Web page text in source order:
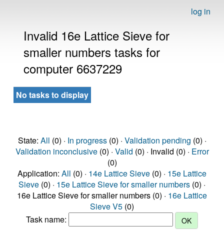
log in
Invalid 16e Lattice Sieve for
smaller numbers tasks for
computer 6637229
No tasks to display
State: All (0) · In progress(0) · Validation pending (0) ·
Validation inconclusive(0) · Valid (0) · Invalid (0) · Error
(0)
Application: All (0) · 14e Lattice Sieve (0) · 15e Lattice
Sieve (0) · 15e Lattice Sieve for smaller numbers (0) ·
16e Lattice Sieve for smaller numbers (0) · 16e Lattice
Sieve V5 (0)
Task name: